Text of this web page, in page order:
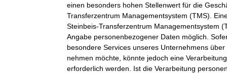
einen besonders hohen Stellenwert für die
Transferzentrum Managementsystem (TMS).
Steinbeis-Transferzentrum Managementsystem
Angabe personenbezogener Daten möglich.
besondere Services unseres Unternehmens
nehmen möchte, könnte jedoch eine
erforderlich werden. Ist die Verarbeitung